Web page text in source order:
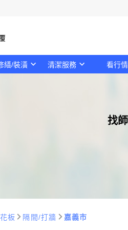
繕/裝潢 清潔服務 看行情
找
板 隔間/打牆 嘉義市